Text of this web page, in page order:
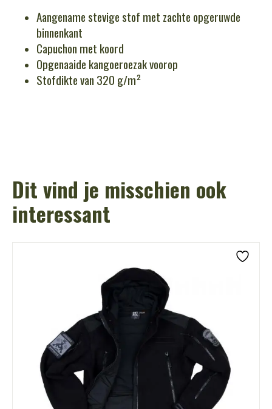
Aangename stevige stof met zachte opgeruwde
binnenkant
Capuchon met koord
Opgenaaide kangoeroezak voorop
Stofdikte van 320 g/m²
Dit vind je misschien ook
interessant